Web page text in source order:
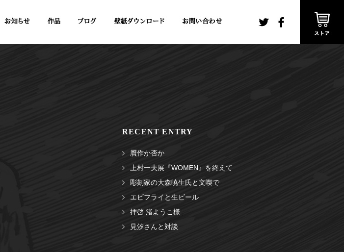
RECENT ENTRY
贋作か否か
上村一夫展『WOMEN』を終えて
彫刻家の大森暁生氏と文喫で
エビフライと生ビール
拝啓 渚ようこ様
見汐さんと対談